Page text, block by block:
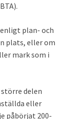
plan- och
plats, eller om
mark som i
delen
eller
påbörjat 200-